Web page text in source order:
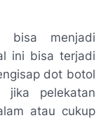
bisa menjadi
ini bisa terjadi
dot botol
pelekatan
atau cukup